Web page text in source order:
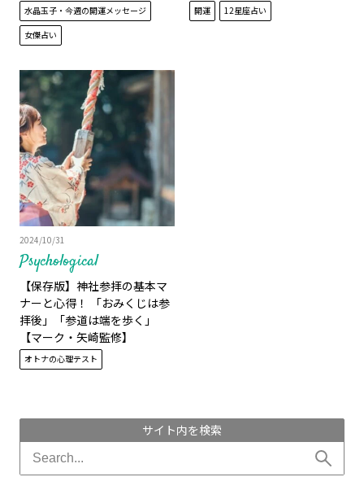
で占う】
水晶玉子・今週の開運メッセージ
女傑占い
開運 12星座占い
Psychological
2024/10/31
【保存版】神社参拝の基本マ
ナーと心得！ 「おみくじは参
拝後」「参道は端を歩く」
【マーク・矢崎監修】
オトナの心理テスト
サイト内を検索